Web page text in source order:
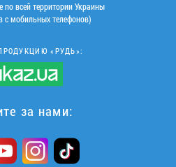
по всей территории Украины
с мобильных телефонов)
«РУДЬ»:
за нами: